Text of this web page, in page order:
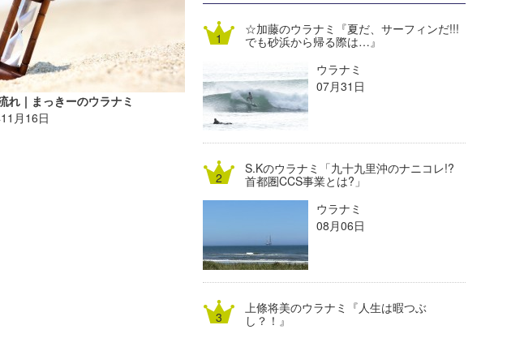
れ｜まっきーのウラナミ
月16日
熊谷素子
植村未来
NOBUFUKU
大野”MAR”修聖
喜納海人
ECE
G◎Da
H
KID
KOBU
MIN
mitz
OYZ
☆加藤のウラナミ『夏だ、サーフィンだ!!!
でも砂浜から帰る際は…』
ウラナミ
07月31日
S.Kのウラナミ「九十九里沖のナニコレ!?
首都圏CCS事業とは?」
ウラナミ
08月06日
上條将美のウラナミ『人生は暇つぶ
し？！』